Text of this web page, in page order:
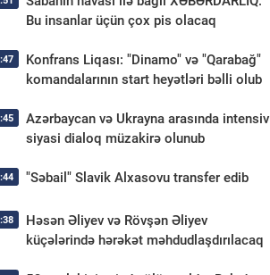
Bu insanlar üçün çox pis olacaq
Konfrans Liqası: "Dinamo" və "Qarabağ"
komandalarının start heyətləri bəlli olub
Azərbaycan və Ukrayna arasında intensiv
siyasi dialoq müzakirə olunub
"Səbail" Slavik Alxasovu transfer edib
Həsən Əliyev və Rövşən Əliyev
küçələrində hərəkət məhdudlaşdırılacaq